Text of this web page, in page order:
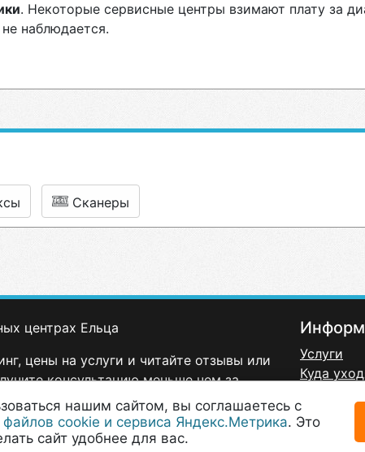
. Некоторые сервисные центры взимают плату за
наблюдается.
Сканеры
центрах Ельца
цены на услуги и читайте отзывы или
консультацию меньше чем за
Услуги
Куда
Договор-
Согласие
нашим сайтом, вы соглашаетесь с
файлов cookie и сервиса Яндекс.Метрика. Это
сайт удобнее для вас.